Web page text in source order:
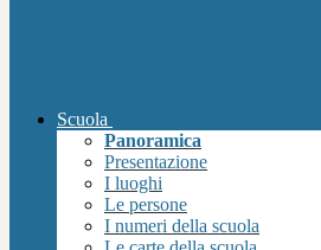
Scuola
Panoramica
Presentazione
I luoghi
Le persone
I numeri della scuola